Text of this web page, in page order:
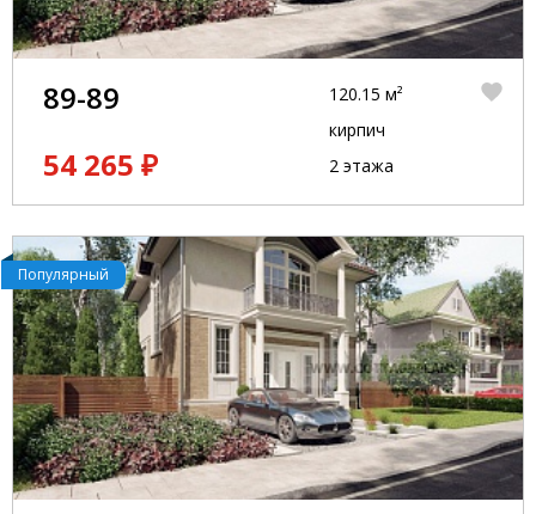
89-89
54 265 ₽
120.15 м²
кирпич
2 этажа
Популярный